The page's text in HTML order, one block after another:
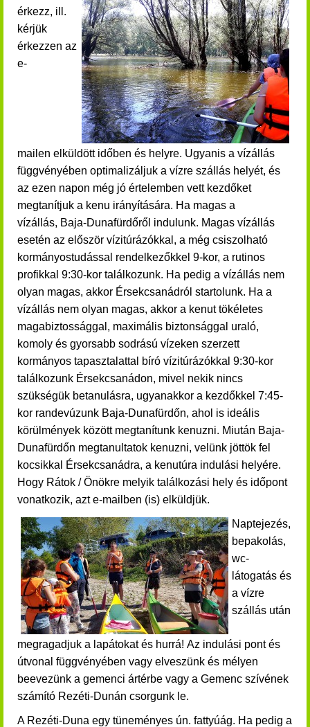
érkezz, ill.
kérjük
érkezzen az
e-
mailen elküldött időben és helyre. Ugyanis a vízállás
függvényében optimalizáljuk a vízre szállás helyét, és
az ezen napon még jó értelemben vett kezdőket
megtanítjuk a kenu irányítására. Ha magas a
vízállás, Baja-Dunafürdőről indulunk. Magas vízállás
esetén az először vízitúrázókkal, a még csiszolható
kormányostudással rendelkezőkkel 9-kor, a rutinos
profikkal 9:30-kor találkozunk. Ha pedig a vízállás nem
olyan magas, akkor Érsekcsanádról startolunk. Ha a
vízállás nem olyan magas, akkor a kenut tökéletes
magabiztossággal, maximális biztonsággal uraló,
komoly és gyorsabb sodrású vízeken szerzett
kormányos tapasztalattal bíró vízitúrázókkal 9:30-kor
találkozunk Érsekcsanádon, mivel nekik nincs
szükségük betanulásra, ugyanakkor a kezdőkkel 7:45-
kor randevúzunk Baja-Dunafürdőn, ahol is ideális
körülmények között megtanítunk kenuzni. Miután Baja-
Dunafürdőn megtanultatok kenuzni, velünk jöttök fel
kocsikkal Érsekcsanádra, a kenutúra indulási helyére.
Hogy Rátok / Önökre melyik találkozási hely és időpont
vonatkozik, azt e-mailben (is) elküldjük.
Naptejezés,
bepakolás,
wc-
látogatás és
a vízre
szállás után
megragadjuk a lapátokat és hurrá! Az indulási pont és
útvonal függvényében vagy elveszünk és mélyen
beevezünk a gemenci ártérbe vagy a Gemenc szívének
számító Rezéti-Dunán csorgunk le.
A Rezéti-Duna egy tüneményes ún. fattyúág. Ha pedig a